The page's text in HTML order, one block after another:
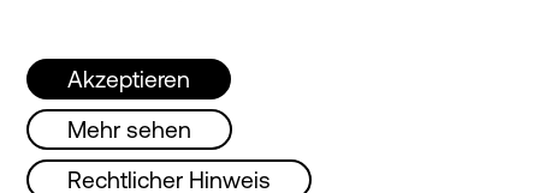
Montag, Mittwoch und Freitag
Akzeptieren
Mehr sehen
Rechtlicher Hinweis